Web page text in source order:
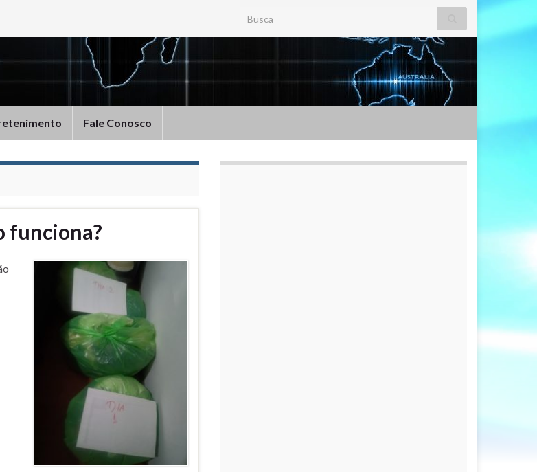
Search for:
Fale Conosco
funciona?